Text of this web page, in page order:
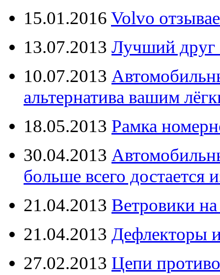
15.01.2016 Volvo
13.07.2013 Лучший друг
10.07.2013
альтернатива вашим
18.05.2013 Рамка
30.04.2013
больше всего достается
21.04.2013 Ветровики
21.04.2013 Дефлекторы
27.02.2013 Цепи